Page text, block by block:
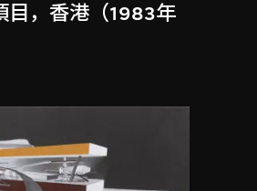
目，香港（1983年